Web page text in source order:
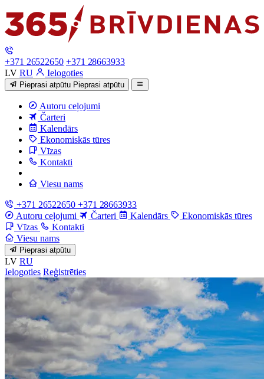
+371 26522650 +371 28663933
LV RU Ielogoties
Pieprasi atpūtu Pieprasi atpūtu
Autoru ceļojumi
Čarteri
Kalendārs
Ekonomiskās tūres
Vīzas
Kontakti
Viesu nams
+371 26522650 +371 28663933
Autoru ceļojumi
Čarteri Kalendārs
Ekonomiskās tūres
Vīzas
Kontakti
Viesu nams
Pieprasi atpūtu
LV RU
Ielogoties Reģistrēties